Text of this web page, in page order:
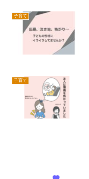
子育て
子育て